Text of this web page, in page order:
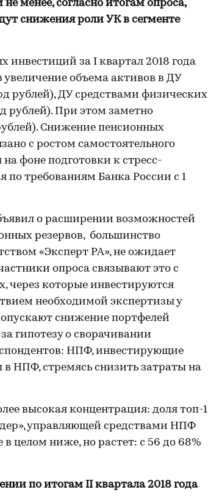
менее, согласно итогам опроса,
снижения роли УК в сегменте
инвестиций за I квартал 2018 года
увеличение объема активов в ДУ
рублей), ДУ средствами физических
При этом заметно
Снижение пенсионных
с ростом самостоятельного
фоне подготовки к стресс-
по требованиям Банка России с 1
о расширении возможностей
резервов, большинство
«Эксперт РА», не ожидает
опроса связывают это с
через которые инвестируются
необходимой экспертизы у
снижение портфелей
гипотезу о сворачивании
НПФ, инвестирующие
в НПФ, стремясь снизить затраты на
высокая концентрация: доля топ-
управляющей средствами НПФ
целом ниже, но растет: с 56 до 68%
по итогам II квартала 2018 года